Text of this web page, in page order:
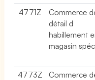
4771Z
Commerce
détail d
habillement
magasin
4773Z
Commerce